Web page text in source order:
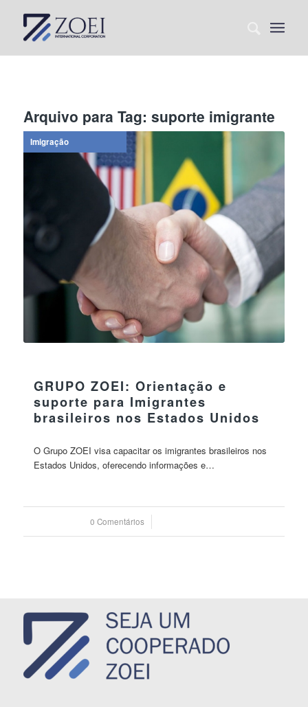
Arquivo para Tag: suporte imigrante
Imigração
GRUPO ZOEI: Orientação e
suporte para Imigrantes
brasileiros nos Estados Unidos
O Grupo ZOEI visa capacitar os imigrantes brasileiros nos
Estados Unidos, oferecendo informações e…
0 Comentários
/